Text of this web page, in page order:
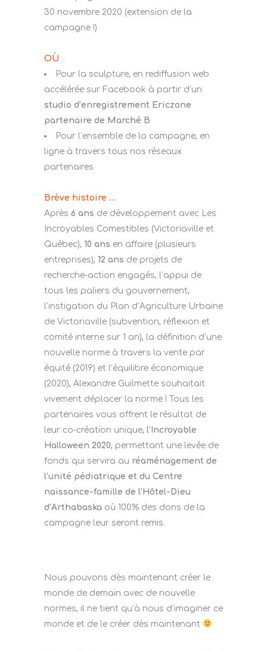
30 novembre 2020 (extension de la
campagne !)
OÙ
Pour la sculpture, en rediffusion web
accélérée sur Facebook à partir d’un
studio d’enregistrement Ericzone
partenaire de Marché B
Pour l’ensemble de la campagne, en
ligne à travers tous nos réseaux
partenaires
Brève histoire …
Après 6 ans de développement avec Les
Incroyables Comestibles (Victoriaville et
Québec), 10 ans en affaire (plusieurs
entreprises), 12 ans de projets de
recherche-action engagés, l’appui de
tous les paliers du gouvernement,
l’instigation du Plan d’Agriculture Urbaine
de Victoriaville (subvention, réflexion et
comité interne sur 1 an), la définition d’une
nouvelle norme à travers la vente par
équité (2019) et l’équilibre économique
(2020), Alexandre Guilmette souhaitait
vivement déplacer la norme ! Tous les
partenaires vous offrent le résultat de
leur co-création unique, l’Incroyable
Halloween 2020, permettant une levée de
fonds qui servira au réaménagement de
l’unité pédiatrique et du Centre
naissance-famille de l’Hôtel-Dieu
d’Arthabaska où 100% des dons de la
campagne leur seront remis.
Nous pouvons dès maintenant créer le
monde de demain avec de nouvelle
normes, il ne tient qu’à nous d’imaginer ce
monde et de le créer dès maintenant